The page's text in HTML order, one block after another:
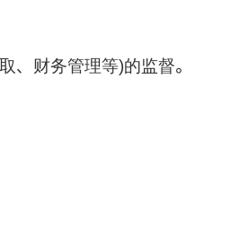
、财务管理等)的监督。